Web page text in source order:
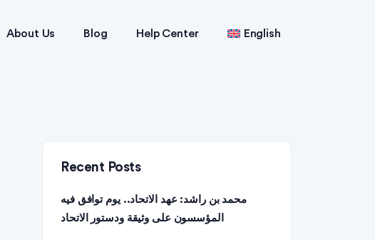
About Us Blog Help Center English
Recent Posts
محمد بن راشد: عهد الاتحاد.. يوم توافق فيه
المؤسسون على وثيقة ودستور الاتحاد